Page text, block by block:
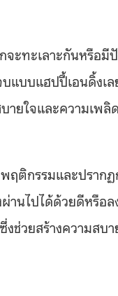
จะทะเลาะกันหรื
แบบแฮปปี้เอนดิ้ง
ายใจและความเ
ติกรรมและปราก
านไปได้ด้วยดีหรือ
วยสร้างความสบา